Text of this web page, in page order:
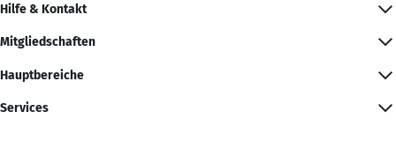
Hilfe & Kontakt
Mitgliedschaften
Hauptbereiche
Services